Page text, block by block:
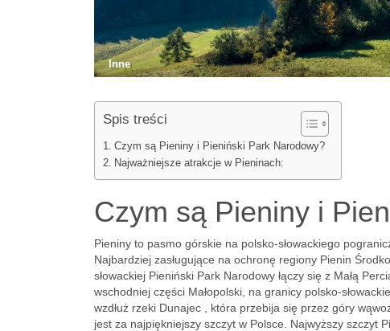
Inne
Spis treści
Czym są Pieniny i Pieniński Park Narodowy?
Najważniejsze atrakcje w Pieninach:
Czym są Pieniny i
Pieniny to pasmo górskie na polsko-słowackiego
Najbardziej zasługujące na ochronę regiony Pienin
słowackiej Pieniński Park Narodowy łączy się z Małą
wschodniej części Małopolski, na granicy polsko-
wzdłuż rzeki Dunajec , która przebija się przez góry
jest za najpiękniejszy szczyt w Polsce. Najwyższy szczyt